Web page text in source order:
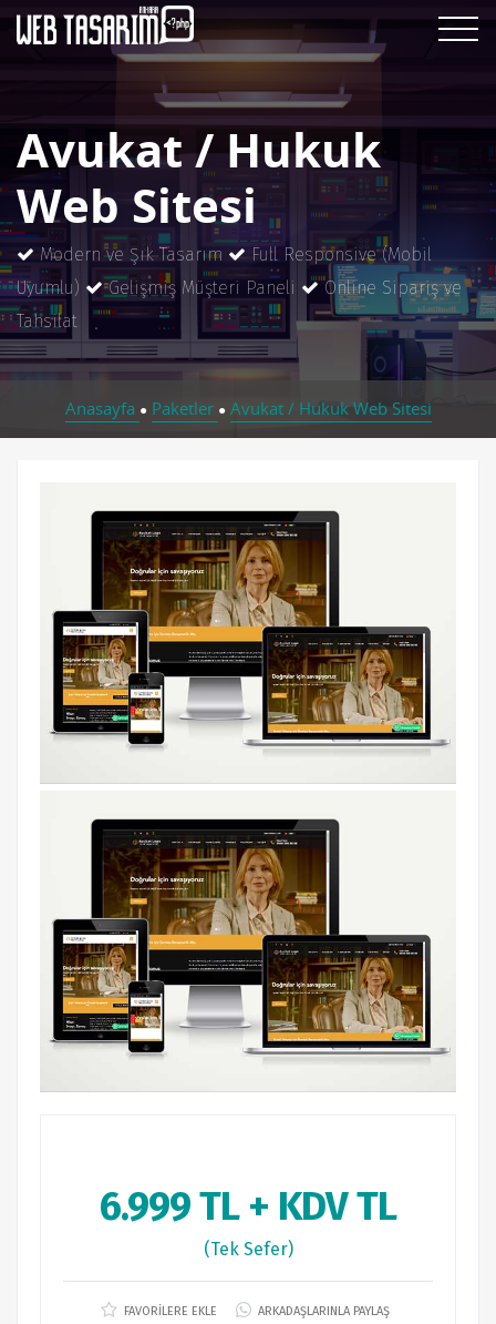
Avukat / Hukuk
Web Sitesi
Modern ve Şık Tasarım
Full Responsive (Mobil
Uyumlu)
Gelişmiş Müşteri Paneli
Online Sipariş ve
Tahsilat
Anasayfa ● Paketler ● Avukat / Hukuk Web Sitesi
6.999 TL + KDV TL
(Tek Sefer)
FAVORİLERE EKLE ARKADAŞLARINLA PAYLAŞ